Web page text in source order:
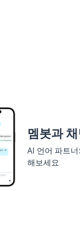
멤봇과
AI 언어 파트
해보세요